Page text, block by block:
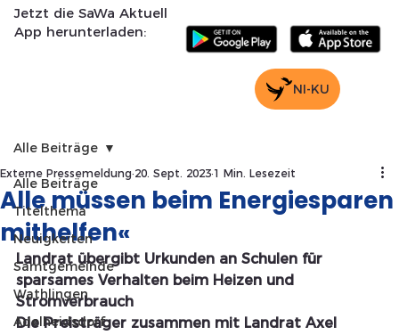
Jetzt die SaWa Aktuell
App herunterladen:
NI-KU
Alle Beiträge
Titelthema
Neuigkeiten
Samtgemeinde
Wathlingen
Adelheidsdorf
Alle Beiträge
Alle müssen beim Energiesparen
mithelfen«
Externe Pressemeldung 20. Sept. 2023 1 Min. Lesezeit
Landrat übergibt Urkunden an Schulen für
sparsames Verhalten beim Heizen und
Stromverbrauch
Die Preisträger zusammen mit Landrat Axel